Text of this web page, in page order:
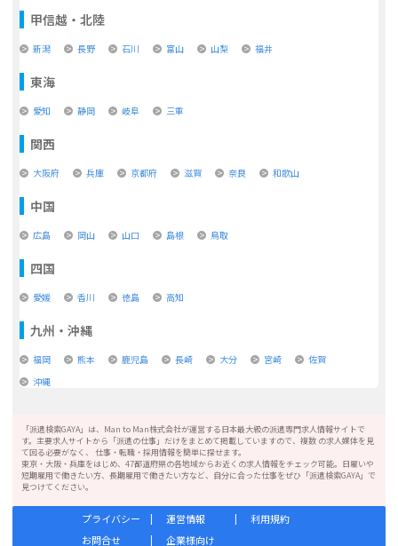
甲信越・北陸
新潟 長野 石川 富山 山梨 福井
東海
愛知 静岡 岐阜 三重
関西
大阪府 兵庫 京都府 滋賀 奈良 和歌山
中国
広島 岡山 山口 島根 鳥取
四国
愛媛 香川 徳島 高知
九州・沖縄
福岡 熊本 鹿児島 長崎 大分 宮崎
佐賀
沖縄
「派遣検索GAYA」は、Man to Man株式会社が運営する日本最大級の派遣専門求人情報サイトで
す。主要求人サイトから「派遣の仕事」だけをまとめて掲載していますので、複数 の求人媒体を見
て回る必要がなく、 仕事・転職・採用情報を簡単に探せます。
東京・大阪・兵庫をはじめ、47都道府県の各地域からお近くの求人情報をチェック可能。日雇いや
短期雇用で働きたい方、長期雇用で働きたい方など、自分に合った仕事をぜひ「派遣検索GAYA」で
見つけてください。
プライバシー 運営情報
利用規約
お問合せ
企業様向け